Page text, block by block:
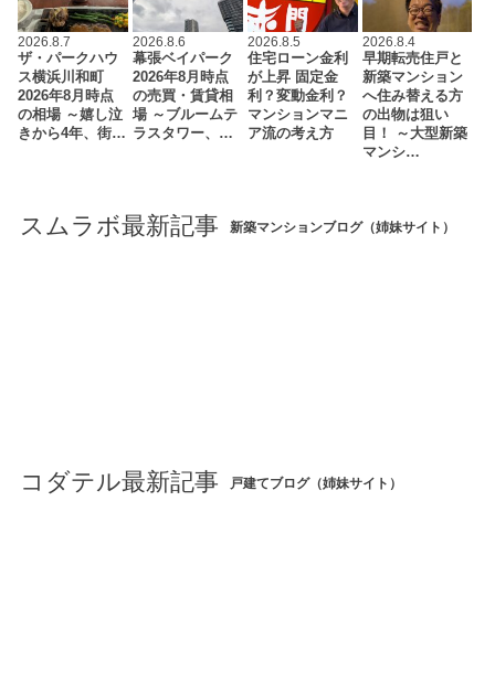
2026.8.7
ザ・パークハウ
ス横浜川和町
2026年8月時点
の相場 ～嬉し泣
きから4年、街…
2026.8.6
幕張ベイパーク
2026年8月時点
の売買・賃貸相
場 ～ブルームテ
ラスタワー、…
2026.8.5
住宅ローン金利
が上昇 固定金
利？変動金利？
マンションマニ
ア流の考え方
2026.8.4
早期転売住戸と
新築マンション
へ住み替える方
の出物は狙い
目！ ～大型新築
マンシ…
スムラボ最新記事 新築マンションブログ（姉妹サイト）
コダテル最新記事 戸建てブログ（姉妹サイト）